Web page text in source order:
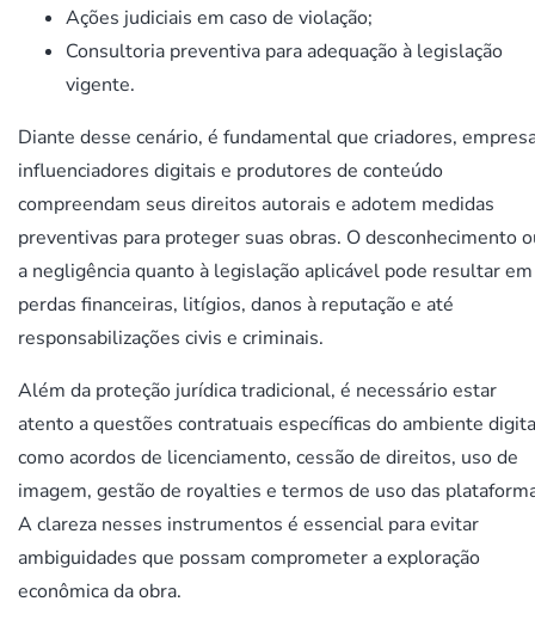
Ações judiciais em caso de violação;
Consultoria preventiva para adequação à legislação
vigente.
Diante desse cenário, é fundamental que criadores,
influenciadores digitais e produtores de conteúdo
compreendam seus direitos autorais e adotem medidas
preventivas para proteger suas obras. O desconhecimento
a negligência quanto à legislação aplicável pode resultar em
perdas financeiras, litígios, danos à reputação e até
responsabilizações civis e criminais.
Além da proteção jurídica tradicional, é necessário estar
atento a questões contratuais específicas do ambiente
como acordos de licenciamento, cessão de direitos, uso de
imagem, gestão de royalties e termos de uso das
A clareza nesses instrumentos é essencial para evitar
ambiguidades que possam comprometer a exploração
econômica da obra.